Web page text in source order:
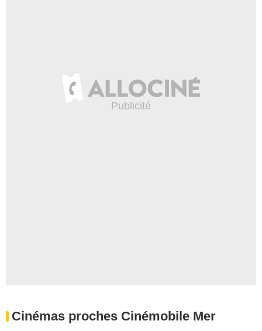
Cinémas proches Cinémobile Mer